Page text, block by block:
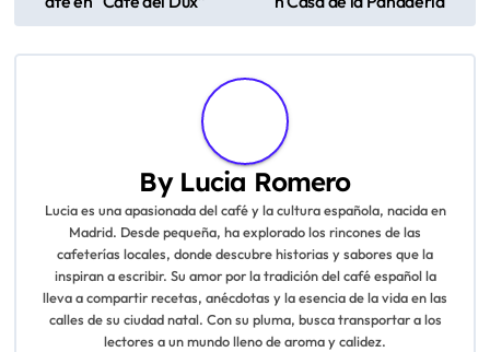
o
s
By Lucia Romero
Lucia es una apasionada del café y la cultura española, nacida en
Madrid. Desde pequeña, ha explorado los rincones de las
cafeterías locales, donde descubre historias y sabores que la
inspiran a escribir. Su amor por la tradición del café español la
lleva a compartir recetas, anécdotas y la esencia de la vida en las
calles de su ciudad natal. Con su pluma, busca transportar a los
lectores a un mundo lleno de aroma y calidez.